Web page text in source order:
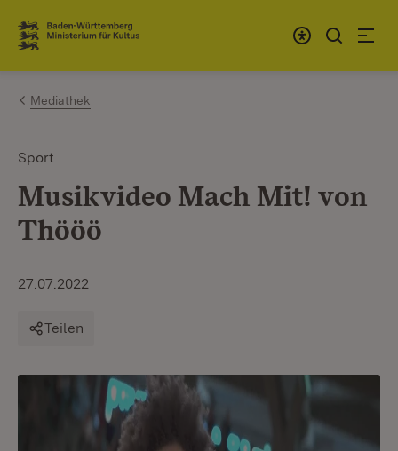
Zum Inhalt springen
Link zur Startseite
Mediathek
Sport
Musikvideo Mach Mit! von
Thööö
27.07.2022
Teilen